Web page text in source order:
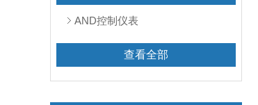
AND控制仪表
查看全部